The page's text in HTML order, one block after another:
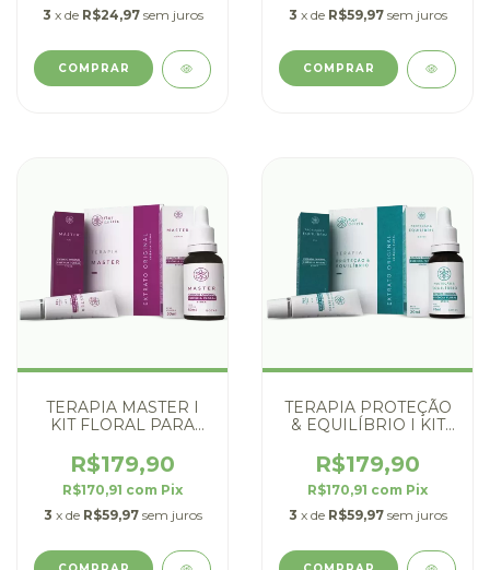
3 x de R$24,97 sem juros
3 x de R$59,97 sem juros
TERAPIA MASTER I
KIT FLORAL PARA
R$179,90
R$170,91 com Pix
3 x de R$59,97 sem juros
TERAPIA PROTEÇÃO
& EQUILÍBRIO I KIT
INSEGURANÇA
R$179,90
R$170,91 com Pix
3 x de R$59,97 sem juros